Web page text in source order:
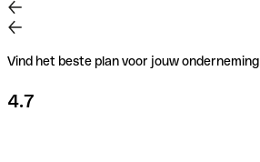
Vind het beste plan voor jouw onderneming
4.7